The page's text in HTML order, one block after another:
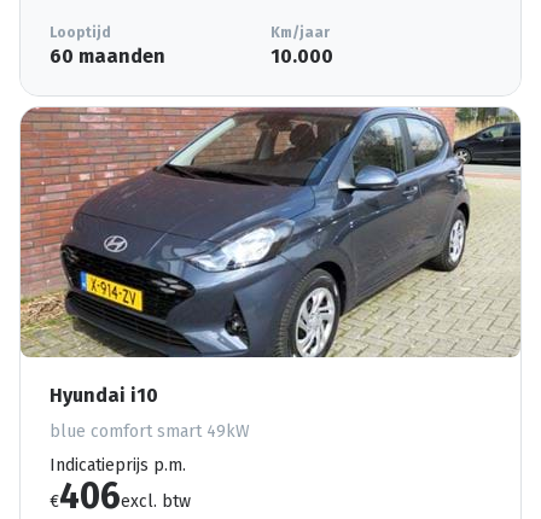
Looptijd
60 maanden
Km/jaar
10.000
Hyundai i10
blue comfort smart 49kW
Indicatieprijs p.m.
€406excl. btw